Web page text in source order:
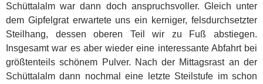
Schüttalalm war dann doch anspruchsvoller. Gleich unter
dem Gipfelgrat erwartete uns ein kerniger, felsdurchsetzter
Steilhang, dessen oberen Teil wir zu Fuß abstiegen.
Insgesamt war es aber wieder eine interessante Abfahrt bei
größtenteils schönem Pulver. Nach der Mittagsrast an der
Schüttalalm dann nochmal eine letzte Steilstufe im schon